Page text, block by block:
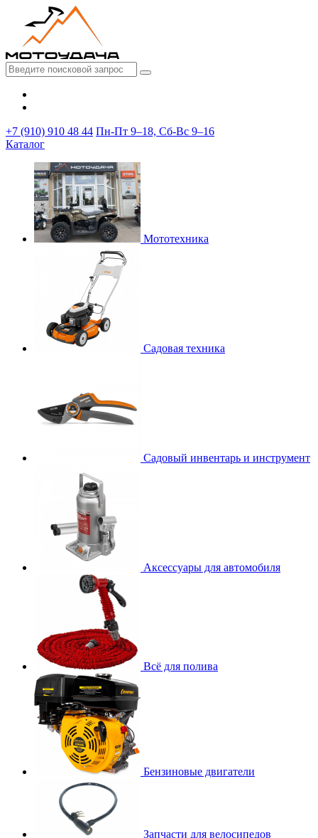
+7 (910) 910 48 44 Пн-Пт 9–18, Сб-Вс 9–16
Каталог
Мототехника
Садовая техника
Садовый инвентарь и инструмент
Аксессуары для автомобиля
Всё для полива
Бензиновые двигатели
Запчасти для велосипедов